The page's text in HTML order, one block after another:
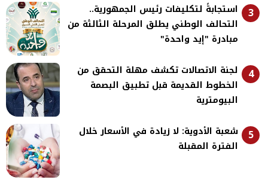
3
استجابةً لتكليفات رئيس الجمهورية..
التحالف الوطني يطلق المرحلة الثالثة من
مبادرة "إيد واحدة"
4
لجنة الاتصالات تكشف مهلة التحقق من
الخطوط القديمة قبل تطبيق البصمة
البيومترية
5
شعبة الأدوية: لا زيادة في الأسعار خلال
الفترة المقبلة